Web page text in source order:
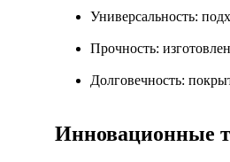
Универсальность:
Прочность:
Долговечность:
Инновационные